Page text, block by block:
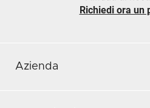
Richiedi ora un
Azienda